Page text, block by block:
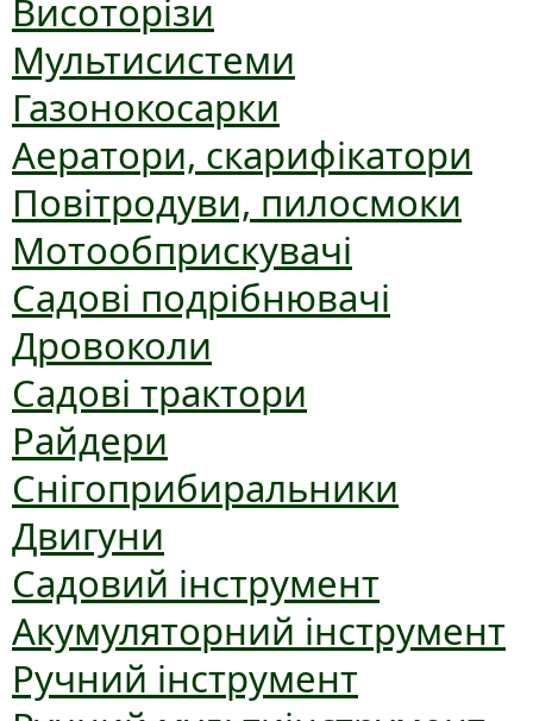
Висоторізи
Мультисистеми
Газонокосарки
Аератори, скарифікатори
Повітродуви, пилосмоки
Мотообприскувачі
Садові подрібнювачі
Дровоколи
Садові трактори
Райдери
Снігоприбиральники
Двигуни
Садовий інструмент
Акумуляторний інструмент
Ручний інструмент